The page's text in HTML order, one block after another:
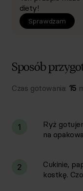
diety!
Sprawdzam
Sposób
Czas gotowania: 15
1
Ryż
na
2
Cukinie,
kostkę.